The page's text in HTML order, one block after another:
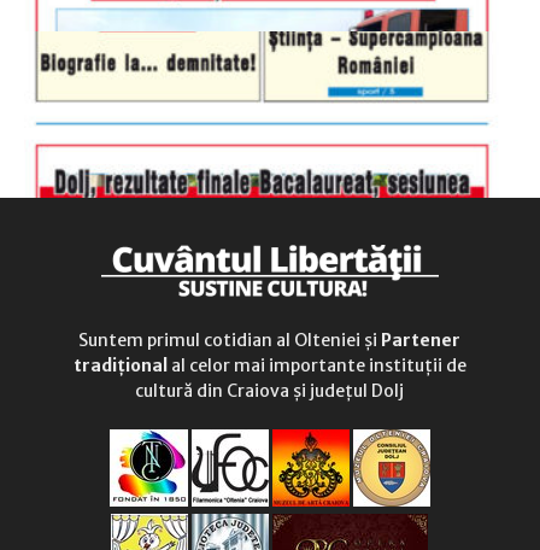
Suntem primul cotidian al Olteniei și Partener
tradițional al celor mai importante instituții de
cultură din Craiova și județul Dolj